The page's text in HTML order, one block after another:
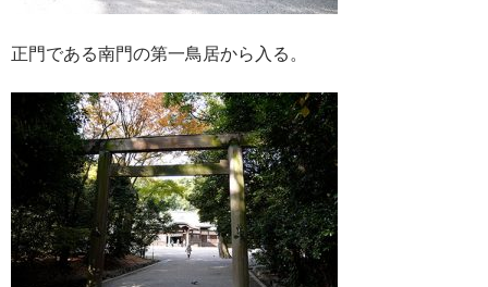
正門である南門の第一鳥居から入る。